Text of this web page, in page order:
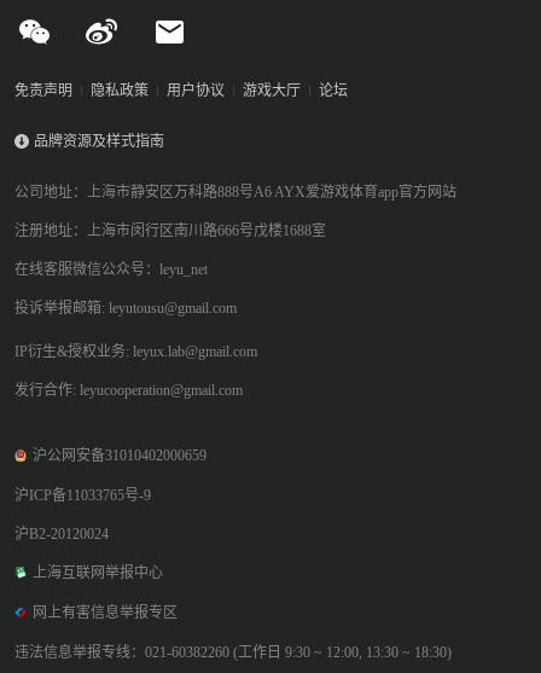
免责声明 隐私政策 用户协议 游戏大厅 论坛
品牌资源及样式指南
公司地址：上海市静安区万科路888号A6 AYX爱游戏体育app官方网站
注册地址：上海市闵行区南川路666号戊楼1688室
在线客服微信公众号：leyu_net
投诉举报邮箱: leyutousu@gmail.com
IP衍生&授权业务: leyux.lab@gmail.com
发行合作: leyucooperation@gmail.com
沪公网安备31010402000659
沪ICP备11033765号-9
沪B2-20120024
上海互联网举报中心
网上有害信息举报专区
违法信息举报专线：021-60382260 (工作日 9:30 ~ 12:00, 13:30 ~ 18:30)